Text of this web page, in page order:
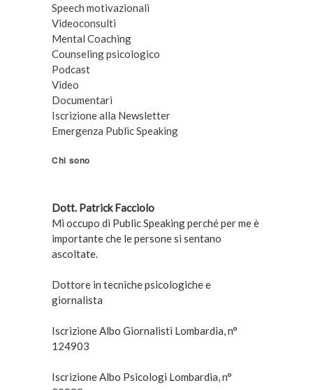
Speech motivazionali
Videoconsulti
Mental Coaching
Counseling psicologico
Podcast
Video
Documentari
Iscrizione alla Newsletter
Emergenza Public Speaking
Chi sono
Dott. Patrick Facciolo
Mi occupo di Public Speaking perché per me è
importante che le persone si sentano
ascoltate.
Dottore in tecniche psicologiche e
giornalista
Iscrizione Albo Giornalisti Lombardia, n°
124903
Iscrizione Albo Psicologi Lombardia, n°